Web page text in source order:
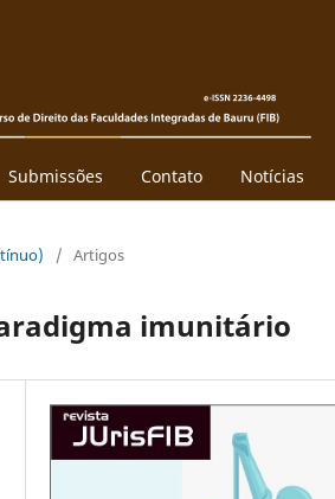
Submissões Contato Notícias
/ Artigos
imunitário